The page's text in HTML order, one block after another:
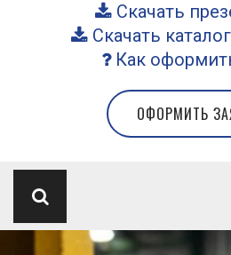
Скачать
Скачать
Как
ОФОРМИТЬ